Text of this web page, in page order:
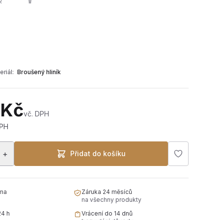
W
Broušený hliník
vč. DPH
+ Přidat do košíku
Záruka 24 měsíců
na všechny produkty
h
Vrácení do 14 dnů